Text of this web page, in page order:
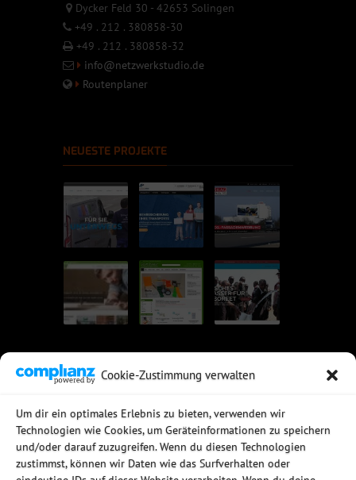
Cookie-Zustimmung verwalten
Um dir ein optimales Erlebnis zu bieten, verwenden wir
Technologien wie Cookies, um Geräteinformationen zu speichern
und/oder darauf zuzugreifen. Wenn du diesen Technologien
zustimmst, können wir Daten wie das Surfverhalten oder
Dycker Feld 30 - 42653 Solingen
+49 . 212 . 380858-30
+49 . 212 . 380858-32
info@netzwerkstudio.de
Routenplaner
NEUESTE PROJEKTE
Rechtssichere Email-Archivierung
MDaemon Mail- & Groupwareserver
Virtualisierung mit vmWare
Sophos UTM - Mehr als eine Firewall